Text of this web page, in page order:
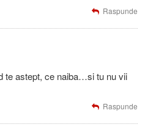
Raspunde
te astept, ce naiba…si tu nu vii
Raspunde